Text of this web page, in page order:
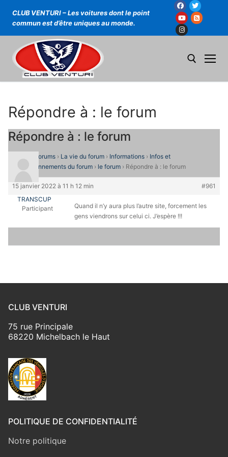
contenu
CLUB VENTURI – Les voitures dont le point
commun est d’être uniques au monde.
Facebook
Twitter
YoutubeFlux rss
Instagram
Répondre à : le forum
Répondre à : le forum
Forums › La vie du forum › Informations › Infos et
dysfonctionnements du forum › le forum › Répondre à : le forum
15 janvier 2022 à 11 h 12 min
#961
TRANSCUP
Participant
Quand il n’y aura plus l’autre site, forcement les
gens viendrons sur celui ci. J’espère !!!
CLUB VENTURI
75 rue Principale
68220 Michelbach le Haut
POLITIQUE DE CONFIDENTIALITÉ
Notre politique